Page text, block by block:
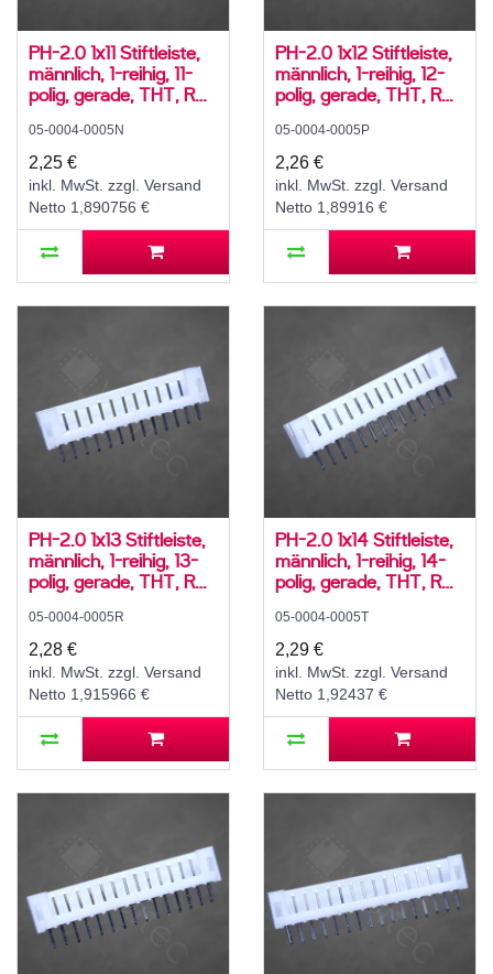
PH-2.0 1x11 Stiftleiste,
männlich, 1-reihig, 11-
polig, gerade, THT, RM
05-0004-0005N
2,25 €
inkl. MwSt. zzgl. Versand
Netto 1,890756 €
PH-2.0 1x12 Stiftleiste,
männlich, 1-reihig, 12-
polig, gerade, THT, RM
05-0004-0005P
2,26 €
inkl. MwSt. zzgl. Versand
Netto 1,89916 €
PH-2.0 1x13 Stiftleiste,
männlich, 1-reihig, 13-
polig, gerade, THT, RM
05-0004-0005R
2,28 €
inkl. MwSt. zzgl. Versand
Netto 1,915966 €
PH-2.0 1x14 Stiftleiste,
männlich, 1-reihig, 14-
polig, gerade, THT, RM
05-0004-0005T
2,29 €
inkl. MwSt. zzgl. Versand
Netto 1,92437 €